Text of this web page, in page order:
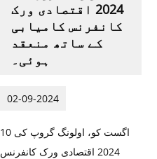
2024 اقتصادی ورک
کانفرنس کامیابی
کے ساتھ منعقد
ہوئی۔
02-09-2024
10 اگست کو، اولونگ گروپ کی
2024 اقتصادی ورک کانفرنس